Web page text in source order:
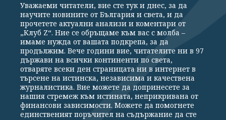
Общи условия
Политика за поверителност
Реклама
Партньори Контакти
За Клуб Z
Екип
Подкрепете ни
Издател на www.clubz.bg е „Клуб Зебра Медия“ ЕООД, София, ул. "Алеко
Уважаеми читатели, вие сте тук и днес, за да
научите новините от България и света, и да
прочетете актуални анализи и коментари от
„Клуб Z“. Ние се обръщаме към вас с молба –
имаме нужда от вашата подкрепа, за да
продължим. Вече години вие, читателите ни в 97
държави на всички континенти по света,
отваряте всеки ден страницата ни в интернет в
търсене на истинска, независима и качествена
журналистика. Вие можете да допринесете за
нашия стремеж към истината, неприкривана от
финансови зависимости. Можете да помогнете
единственият поръчител на съдържание да сте